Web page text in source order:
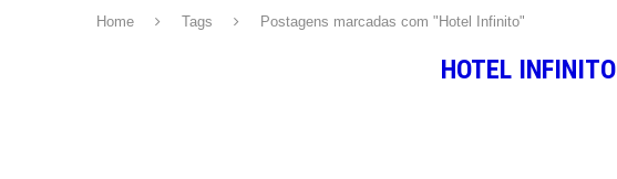
Home Tags Postagens marcadas com "Hotel Infinito"
HOTEL INFINITO